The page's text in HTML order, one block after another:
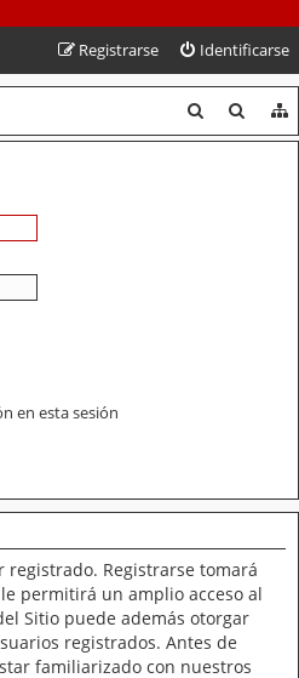
Identificarse
Registrarse
u
u
en esta sesión
registrado. Registrarse tomará
permitirá un amplio acceso al
Sitio puede además otorgar
registrados. Antes de
familiarizado con nuestros